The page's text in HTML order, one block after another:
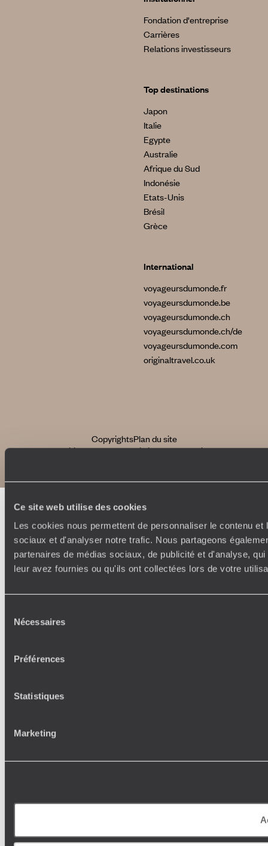
Ce site web utilise des cookies
Les cookies nous permettent de personnaliser le contenu
sociaux et d'analyser notre trafic. Nous partageons
partenaires de médias sociaux, de publicité et d'analyse,
leur avez fournies ou qu'ils ont collectées lors de votre
Nécessaires
Préférences
Statistiques
Marketing
Fondation d'entreprise
Carrières
Relations investisseurs
Top destinations
Japon
Italie
Egypte
Australie
Afrique du Sud
Indonésie
Etats-Unis
Brésil
Grèce
International
voyageursdumonde.fr
voyageursdumonde.be
voyageursdumonde.ch
voyageursdumonde.ch/de
voyageursdumonde.com
originaltravel.co.uk
CopyrightsPlan du site
Politique de confidentialité et de Cookies